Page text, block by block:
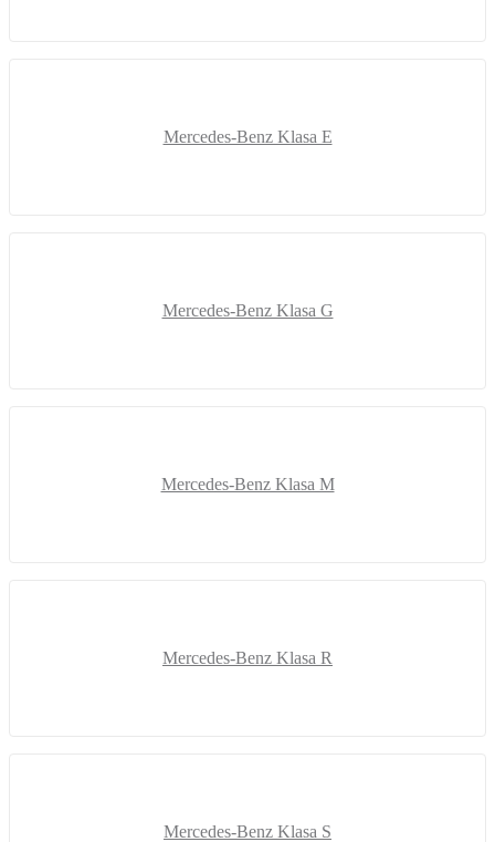
Mercedes-Benz Klasa E
Mercedes-Benz Klasa G
Mercedes-Benz Klasa M
Mercedes-Benz Klasa R
Mercedes-Benz Klasa S